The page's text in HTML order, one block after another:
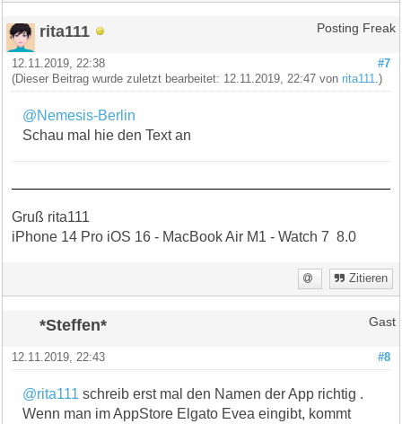
rita111 Posting Freak
#7
12.11.2019, 22:38
(Dieser Beitrag wurde zuletzt bearbeitet: 12.11.2019, 22:47 vonrita111 .)
@Nemesis-Berlin
Schau mal hie den Text an
Gruß rita111
iPhone 14 Pro iOS 16 - MacBook Air M1 - Watch 7 8.0
Zitieren
*Steffen* Gast
#8
12.11.2019, 22:43
@rita111 schreib erst mal den Namen der App richtig .
Wenn man im AppStore Elgato Evea eingibt, kommt